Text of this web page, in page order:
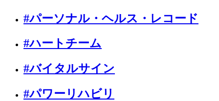
#パーソナル・ヘルス・レコード
#ハートチーム
#バイタルサイン
#パワーリハビリ